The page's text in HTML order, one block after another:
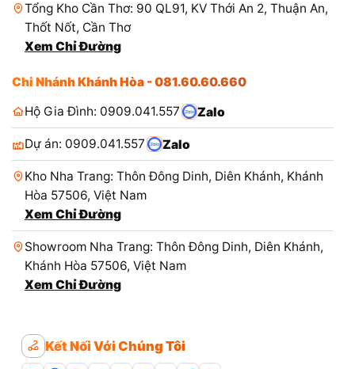
Tổng Kho Cần Thơ: 90 QL91, KV Thới An 2, Thuận An,
Thốt Nốt, Cần Thơ
Xem Chỉ Đường
Chi Nhánh Khánh Hòa - 081.60.60.660
Hộ Gia Đình: 0909.041.557
Zalo
Dự án: 0909.041.557 Zalo
Kho Nha Trang: Thôn Đông Dinh, Diên Khánh, Khánh
Hòa 57506, Việt Nam
Xem Chỉ Đường
Showroom Nha Trang: Thôn Đông Dinh, Diên Khánh,
Khánh Hòa 57506, Việt Nam
Xem Chỉ Đường
Kết Nối Với Chúng Tôi